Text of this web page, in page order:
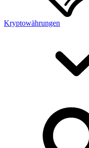
Kryptowährungen